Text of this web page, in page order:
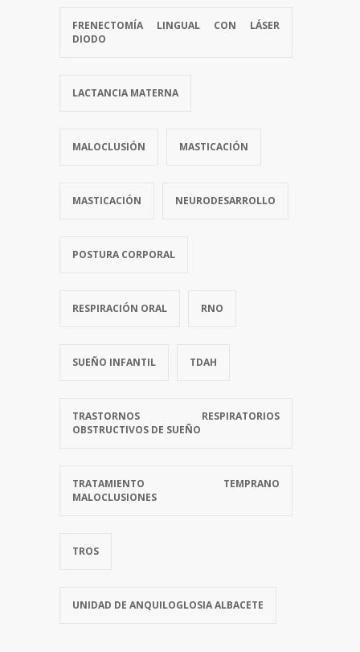
FRENECTOMÍA LINGUAL CON LÁSER
DIODO
LACTANCIA MATERNA
MALOCLUSIÓN MASTICACIÓN
MASTICACIÓN NEURODESARROLLO
POSTURA CORPORAL
RESPIRACIÓN ORAL RNO
SUEÑO INFANTIL TDAH
TRASTORNOS RESPIRATORIOS
OBSTRUCTIVOS DE SUEÑO
TRATAMIENTO TEMPRANO
MALOCLUSIONES
TROS
UNIDAD DE ANQUILOGLOSIA ALBACETE